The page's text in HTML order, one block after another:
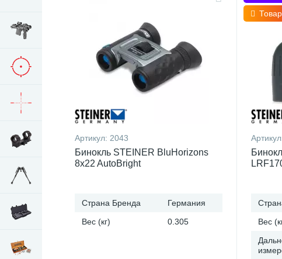
Артикул: 2043
Бинокль STEINER BluHorizons
8x22 AutoBright
Страна Бренда
Германия
Вес (кг)
0.305
Вес